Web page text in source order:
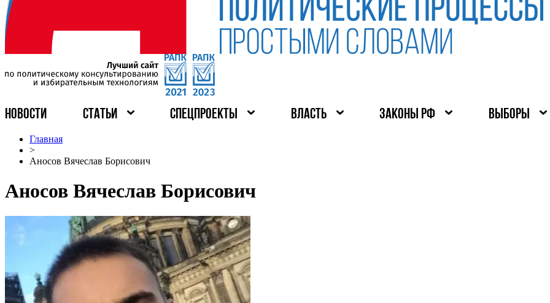
НОВОСТИ СТАТЬИ СПЕЦПРОЕКТЫ ВЛАСТЬ ЗАКОНЫ РФ ВЫБОРЫ
Главная
>
Аносов Вячеслав Борисович
Аносов Вячеслав Борисович